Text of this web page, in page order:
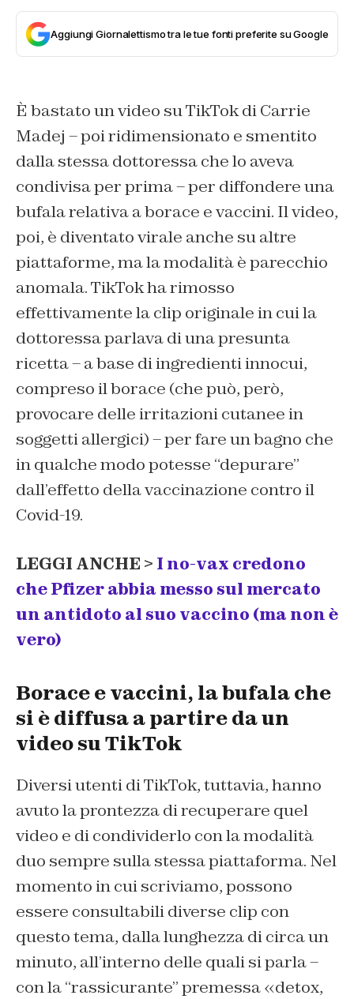
Aggiungi Giornalettismo tra le tue fonti preferite su Google
È bastato un video su TikTok di Carrie
Madej – poi ridimensionato e smentito
dalla stessa dottoressa che lo aveva
condivisa per prima – per diffondere una
bufala relativa a borace e vaccini. Il video,
poi, è diventato virale anche su altre
piattaforme, ma la modalità è parecchio
anomala. TikTok ha rimosso
effettivamente la clip originale in cui la
dottoressa parlava di una presunta
ricetta – a base di ingredienti innocui,
compreso il borace (che può, però,
provocare delle irritazioni cutanee in
soggetti allergici) – per fare un bagno che
in qualche modo potesse “depurare”
dall’effetto della vaccinazione contro il
Covid-19.
LEGGI ANCHE > I no-vax credono
che Pfizer abbia messo sul mercato
un antidoto al suo vaccino (ma non è
vero)
Borace e vaccini, la bufala che
si è diffusa a partire da un
video su TikTok
Diversi utenti di TikTok, tuttavia, hanno
avuto la prontezza di recuperare quel
video e di condividerlo con la modalità
duo sempre sulla stessa piattaforma. Nel
momento in cui scriviamo, possono
essere consultabili diverse clip con
questo tema, dalla lunghezza di circa un
minuto, all’interno delle quali si parla –
con la “rassicurante” premessa «detox,